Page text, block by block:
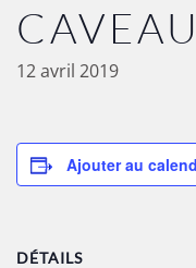
12 avril 2019
Ajouter au
DÉTAILS